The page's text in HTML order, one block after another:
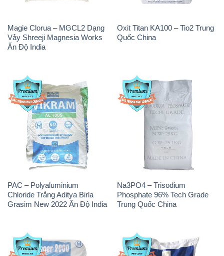
Magie Clorua – MGCL2 Dạng
Vảy Shreeji Magnesia Works
Ấn Độ India
Oxit Titan KA100 – Tio2 Trung
Quốc China
PAC – Polyaluminium
Chloride Trắng Aditya Birla
Grasim New 2022 Ấn Độ India
Na3PO4 – Trisodium
Phosphate 96% Tech Grade
Trung Quốc China